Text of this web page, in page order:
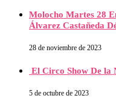
Molocho Martes 28
Álvarez Castañeda
28 de noviembre de 2023
El Circo Show De la
5 de octubre de 2023